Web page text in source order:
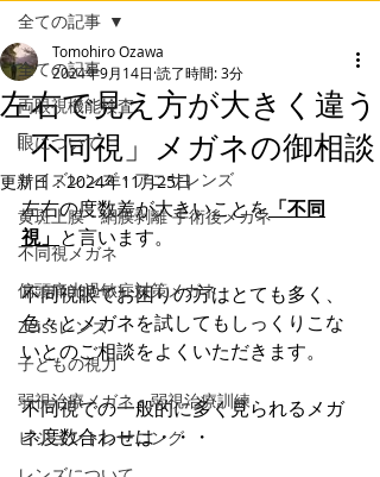
全ての記事
両眼視機能検査
眼について
サイズレンズ・アニサレンズ
黄斑上膜・網膜剥離 手術後メガネ
不同視メガネ
偏頭痛光過敏症対策メガネ
Zeissレンズ
子どもの視力
弱視治療メガネ・弱視治療訓練
ビジョントレーニング
全ての記事
左右で見え方が大きく違う
「不同視」メガネの御相談
Tomohiro Ozawa
2024年9月14日 読了時間: 3分
更新日：2024年11月25日
左右の度数差が大きいことを 「不同
視」 と言います。
不同視眼でお困りの方はとても多く、
色々とメガネを試してもしっくりこな
いとのご相談をよくいただきます。
不同視での一般的に多く見られるメガ
ネ度数合わせは・・・